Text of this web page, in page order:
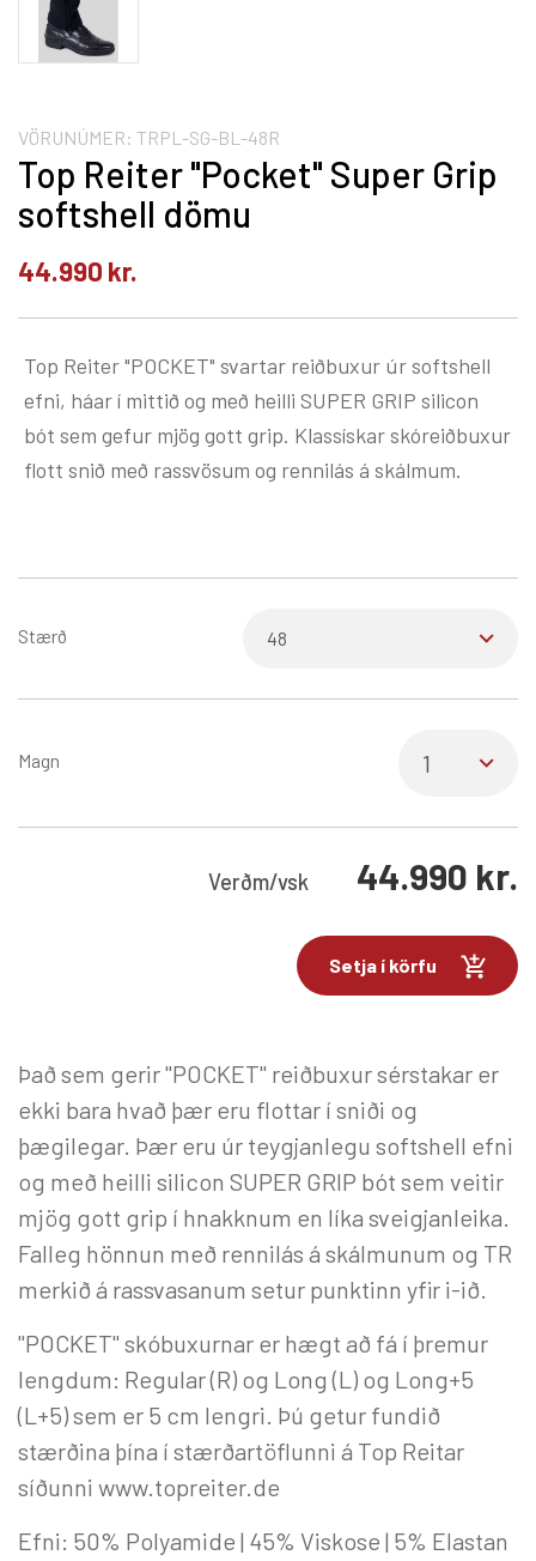
VÖRUNÚMER: TRPL-SG-BL-48R
Top Reiter "Pocket" Super Grip
softshell dömu
44.990 kr.
Top Reiter "POCKET" svartar reiðbuxur úr softshell
efni, háar í mittið og með heilli SUPER GRIP silicon
bót sem gefur mjög gott grip. Klassískar skóreiðbuxur
flott snið með rassvösum og rennilás á skálmum.
Stærð
Magn
Verðm/vsk 44.990 kr.
Setja í körfu
Það sem gerir "POCKET" reiðbuxur sérstakar er
ekki bara hvað þær eru flottar í sniði og
þægilegar. Þær eru úr teygjanlegu softshell efni
og með heilli silicon SUPER GRIP bót sem veitir
mjög gott grip í hnakknum en líka sveigjanleika.
Falleg hönnun með rennilás á skálmunum og TR
merkið á rassvasanum setur punktinn yfir i-ið.
"POCKET" skóbuxurnar er hægt að fá í þremur
lengdum: Regular (R) og Long (L) og Long+5
(L+5) sem er 5 cm lengri. Þú getur fundið
stærðina þína í stærðartöflunni á Top Reitar
síðunni www.topreiter.de
Efni: 50% Polyamide | 45% Viskose | 5% Elastan